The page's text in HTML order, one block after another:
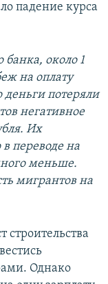
падение курса
банка, около 1
на оплату
потеряли
негативное
Их
переводе на
меньше.
мигрантов на
строительства
Однако